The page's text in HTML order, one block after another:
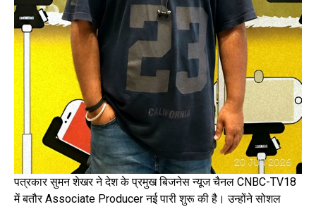
पत्रकार सुमन शेखर ने देश के प्रमुख बिजनेस न्यूज चैनल CNBC-TV18
में बतौर Associate Producer नई पारी शुरू की है। उन्होंने सोशल